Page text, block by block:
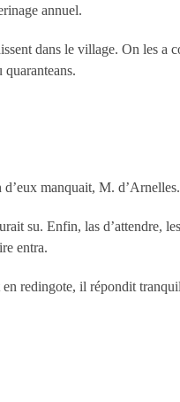
annuel.
dans le village. On les a
d’eux manquait, M. d’Arnelles.
su. Enfin, las d’attendre,
entra.
en redingote, il répondit